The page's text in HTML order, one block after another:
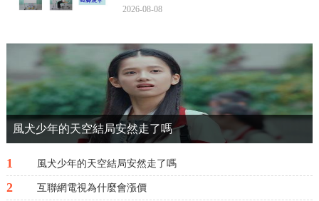
同，有時通用，所以使用時讓人犯難，不知
二希望能幫到您!小學生坐姿怎樣正
确“做”和“作”“作”和“做”...
2026-08-08
風犬少年的天空結局安然走了嗎
1 風犬少年的天空結局安然走了嗎
2 互聯網電視為什麼會漲價